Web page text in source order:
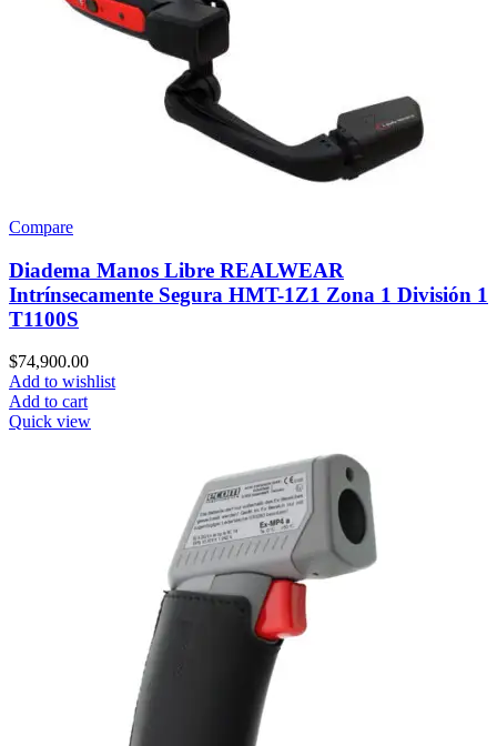
Compare
Diadema Manos Libre REALWEAR
Intrínsecamente Segura HMT-1Z1 Zona 1 División 1
T1100S
$74,900.00
Add to wishlist
Add to cart
Quick view